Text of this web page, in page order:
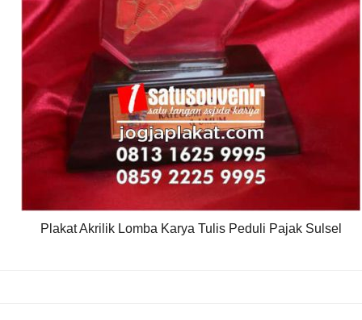
Plakat Akrilik Lomba Karya Tulis Peduli Pajak Sulsel